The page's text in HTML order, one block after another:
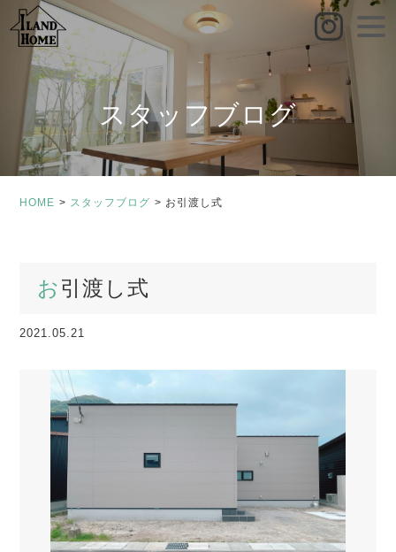
toggle
スタッフブログ
HOME スタッフブログ お引渡し式
お引渡し式
2021.05.21